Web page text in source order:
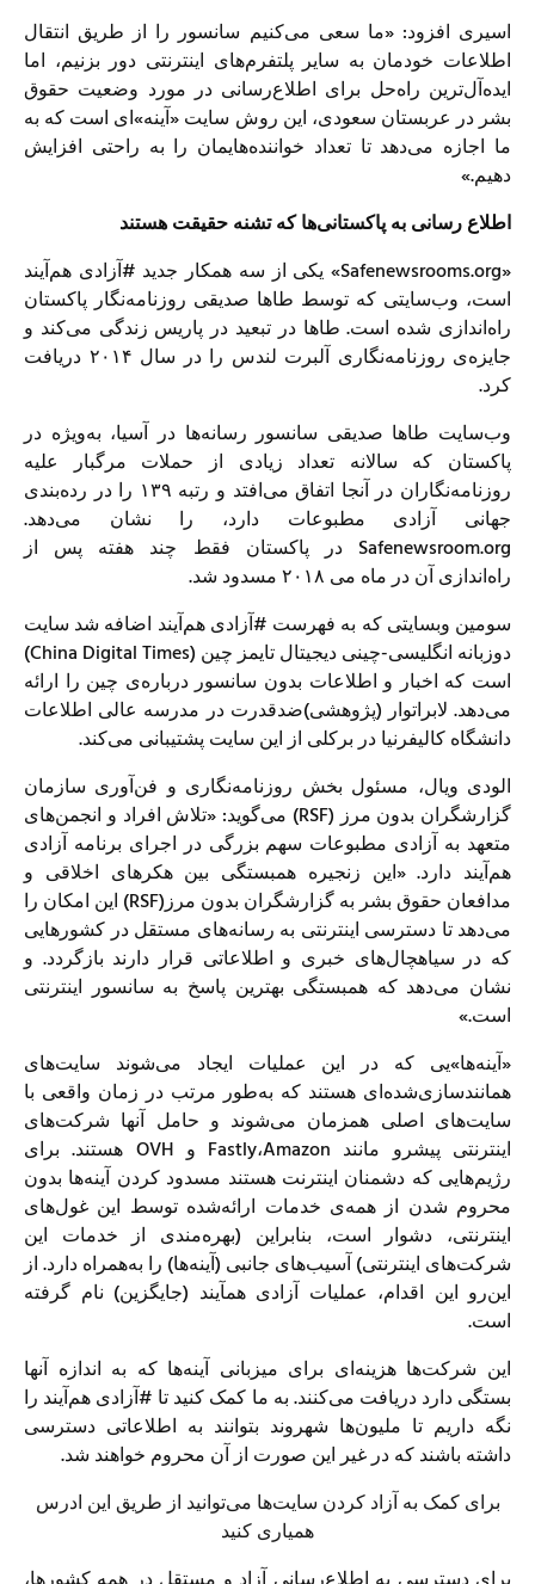
اسیری افزود: «ما سعی می‌کنیم سانسور را از طریق انتقال
اطلاعات خودمان به سایر پلتفرم‌های اینترنتی دور بزنیم، اما
ایده‌آل‌ترین راه‌حل برای اطلاع‌رسانی در مورد وضعیت حقوق
بشر در عربستان سعودی، این روش سایت «آینه»ای است که به
ما اجازه می‌دهد تا تعداد خواننده‌هایمان را به راحتی افزایش
دهیم.»
اطلاع ‌رسانی به پاکستانی‌ها که تشنه حقیقت هستند
«Safenewsrooms.org» یکی از سه همکار جدید #آزادی هم‌آیند
است، وب‌سایتی که توسط طاها صدیقی روزنامه‌نگار پاکستان
راه‌اندازی شده است. طاها در تبعید در پاریس زندگی می‌کند و
جایزه‌ی روزنامه‌نگاری آلبرت لندس را در سال ۲۰۱۴ دریافت
کرد.
وب‌سایت طاها صدیقی سانسور رسانه‌ها در آسیا، به‌ویژه در
پاکستان که سالانه تعداد زیادی از حملات مرگبار علیه
روزنامه‌نگاران در آنجا اتفاق می‌افتد و رتبه ۱۳۹ را در رده‌بندی
جهانی آزادی مطبوعات دارد، را نشان می‌دهد.
Safenewsroom.org در پاکستان فقط چند هفته پس از
راه‌اندازی آن در ماه می ۲۰۱۸ مسدود شد.
سومین وبسایتی که به فهرست #آزادی هم‌آیند اضافه شد سایت
دوزبانه انگلیسی-چینی دیجیتال تایمز چین (China Digital Times)
است که اخبار و اطلاعات بدون سانسور درباره‌ی چین را ارائه
می‌دهد. لابراتوار (پژوهشی)ضدقدرت در مدرسه عالی اطلاعات
دانشگاه کالیفرنیا در برکلی از این سایت پشتیبانی می‌کند.
الودی ویال، مسئول بخش روزنامه‌نگاری و فن‌آوری سازمان
گزارشگران بدون مرز (RSF) می‌گوید: «تلاش افراد و انجمن‌های
متعهد به آزادی مطبوعات سهم بزرگی در اجرای برنامه آزادی
هم‌آیند دارد. «این زنجیره همبستگی بین هکرهای اخلاقی و
مدافعان حقوق بشر به گزارشگران بدون مرز(RSF) این امکان را
می‌دهد تا دسترسی اینترنتی به رسانه‌های مستقل در کشورهایی
که در سیاهچال‌های خبری و اطلاعاتی قرار دارند بازگردد. و
نشان می‌دهد که همبستگی بهترین پاسخ به سانسور اینترنتی
است.»
«آینه‌ها»یی که در این عملیات ایجاد می‌شوند سایت‌های
همانندسازی‌شده‌ای هستند که به‌طور مرتب در زمان واقعی با
سایت‌های اصلی همزمان می‌شوند و حامل آنها شرکت‌های
اینترنتی پیشرو مانند Fastly،Amazon و OVH هستند. برای
رژیم‌هایی که دشمنان اینترنت هستند مسدود کردن آینه‌ها بدون
محروم شدن از همه‌ی خدمات ارائه‌شده توسط این غول‌های
اینترنتی، دشوار است، بنابراین (بهره‌مندی از خدمات این
شرکت‌های اینترنتی) آسیب‌های جانبی (آینه‌ها) را به‌همراه دارد. از
این‌رو این اقدام، عملیات آزادی هم‎آیند (جایگزین) نام‌ گرفته
است.
این شرکت‌ها هزینه‌ای برای میزبانی آینه‌ها که به اندازه آنها
بستگی دارد دریافت می‌کنند. به ما کمک کنید تا #آزادی هم‌آیند را
نگه داریم تا ملیون‌ها شهروند بتوانند به اطلاعاتی دسترسی
داشته باشند که در غیر این صورت از آن محروم خواهند شد.
برای کمک به آزاد کردن سایت‌ها می‌توانید از طریق این ادرس
همیاری کنید